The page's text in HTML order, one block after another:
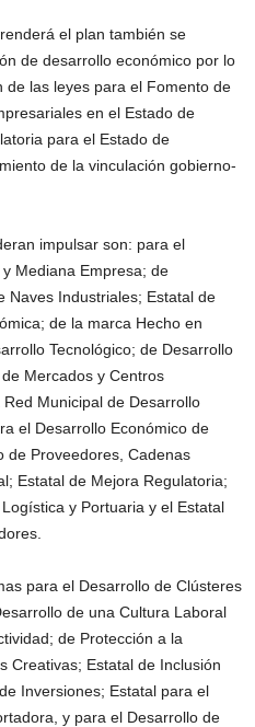
el plan también se
de desarrollo económico por lo
las leyes para el Fomento de
en el Estado de
para el Estado de
de la vinculación gobierno-
impulsar son: para el
Mediana Empresa; de
Naves Industriales; Estatal de
de la marca Hecho en
Tecnológico; de Desarrollo
Mercados y Centros
Municipal de Desarrollo
el Desarrollo Económico de
de Proveedores, Cadenas
Estatal de Mejora Regulatoria;
y Portuaria y el Estatal
para el Desarrollo de Clústeres
de una Cultura Laboral
de Protección a la
Creativas; Estatal de Inclusión
Inversiones; Estatal para el
y para el Desarrollo de